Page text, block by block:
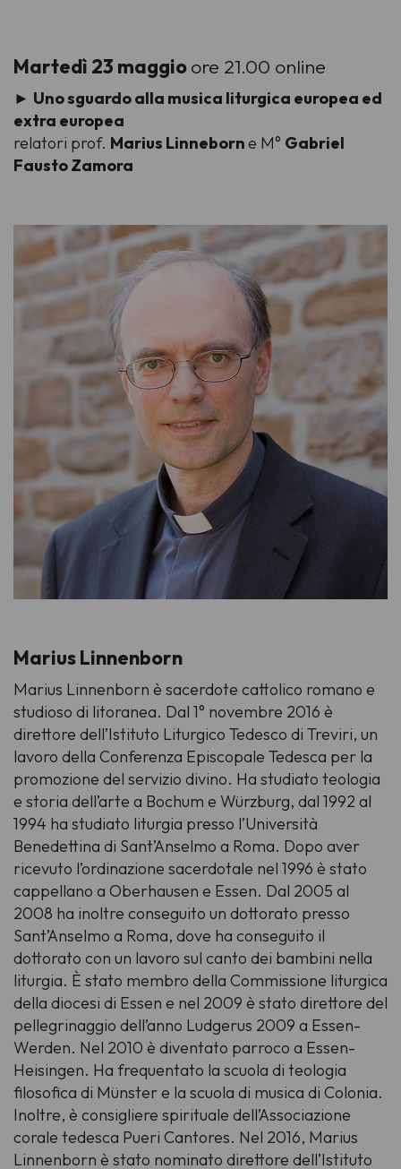
Martedì 23 maggioore 21.00 online
► Uno sguardo alla musica liturgica europea ed
extra europea
relatori prof. Marius Linneborne M° Gabriel
Fausto Zamora
Marius Linnenborn
Marius Linnenborn è sacerdote cattolico romano e
studioso di litoranea. Dal 1° novembre 2016 è
direttore dell’Istituto Liturgico Tedesco di Treviri, un
lavoro della Conferenza Episcopale Tedesca per la
promozione del servizio divino. Ha studiato teologia
e storia dell’arte a Bochum e Würzburg, dal 1992 al
1994 ha studiato liturgia presso l’Università
Benedettina di Sant’Anselmo a Roma. Dopo aver
ricevuto l’ordinazione sacerdotale nel 1996 è stato
cappellano a Oberhausen e Essen. Dal 2005 al
2008 ha inoltre conseguito un dottorato presso
Sant’Anselmo a Roma, dove ha conseguito il
dottorato con un lavoro sul canto dei bambini nella
liturgia. È stato membro della Commissione liturgica
della diocesi di Essen e nel 2009 è stato direttore del
pellegrinaggio dell’anno Ludgerus 2009 a Essen-
Werden. Nel 2010 è diventato parroco a Essen-
Heisingen. Ha frequentato la scuola di teologia
filosofica di Münster e la scuola di musica di Colonia.
Inoltre, è consigliere spirituale dell’Associazione
corale tedesca Pueri Cantores. Nel 2016, Marius
Linnenborn è stato nominato direttore dell’Istituto